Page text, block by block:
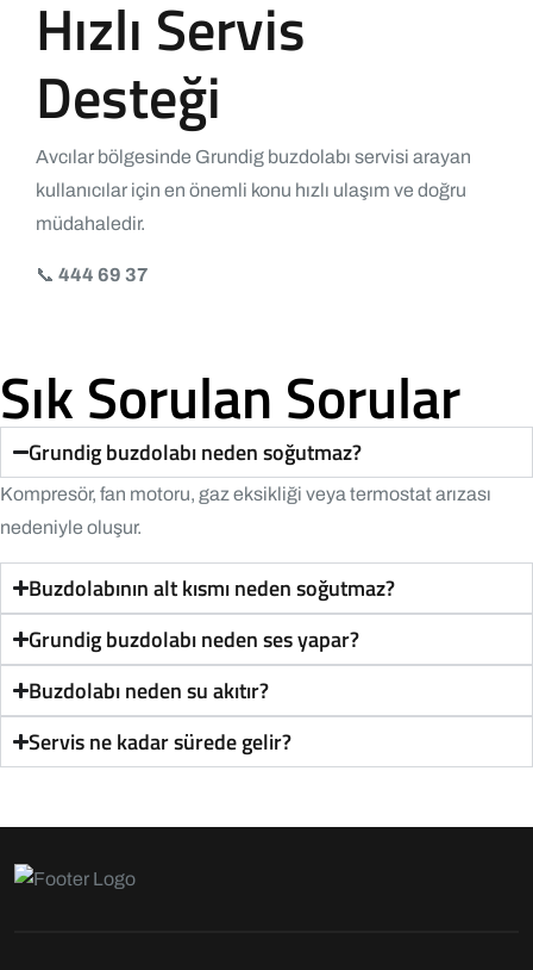
Hızlı Servis
Desteği
Avcılar bölgesinde Grundig buzdolabı servisi arayan
kullanıcılar için en önemli konu hızlı ulaşım ve doğru
müdahaledir.
📞 444 69 37
Sık Sorulan Sorular
Grundig buzdolabı neden soğutmaz?
Kompresör, fan motoru, gaz eksikliği veya termostat arızası
nedeniyle oluşur.
Buzdolabının alt kısmı neden soğutmaz?
Grundig buzdolabı neden ses yapar?
Buzdolabı neden su akıtır?
Servis ne kadar sürede gelir?